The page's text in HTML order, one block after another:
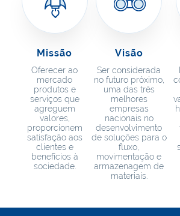
Missão
Oferecer ao
mercado
produtos e
serviços que
agreguem
valores,
proporcionem
satisfação aos
clientes e
benefícios à
sociedade.
Visão
Ser considerada
no futuro próximo,
uma das três
melhores
empresas
nacionais no
desenvolvimento
de soluções para o
fluxo,
movimentação e
armazenagem de
materiais.